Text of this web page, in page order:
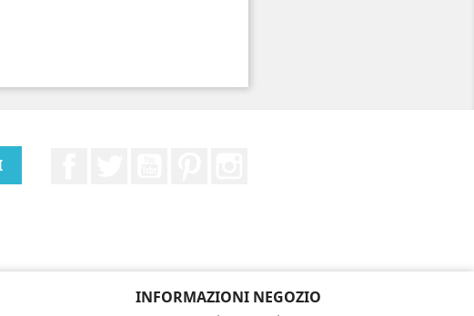
INFORMAZIONI NEGOZIO